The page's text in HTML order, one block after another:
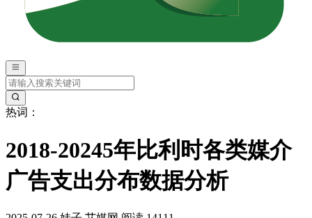
热词：
2018-20245年比利时各类媒介
广告支出分布数据分析